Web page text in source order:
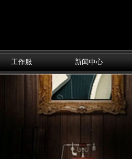
工作服 新闻中心